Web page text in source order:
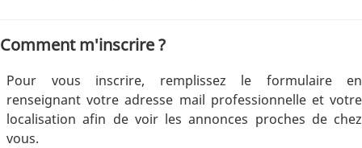
Comment m'inscrire ?
Pour vous inscrire, remplissez le formulaire en
renseignant votre adresse mail professionnelle et votre
localisation afin de voir les annonces proches de chez
vous.